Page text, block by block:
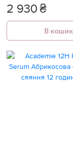
2 930₴
В кошик